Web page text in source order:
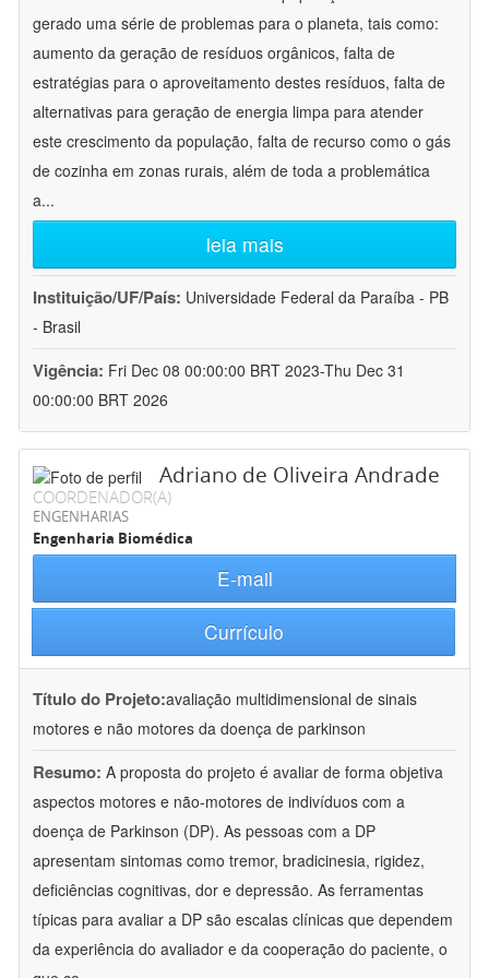
gerado uma série de problemas para o planeta, tais como:
aumento da geração de resíduos orgânicos, falta de
estratégias para o aproveitamento destes resíduos, falta de
alternativas para geração de energia limpa para atender
este crescimento da população, falta de recurso como o gás
de cozinha em zonas rurais, além de toda a problemática
a...
leia mais
Instituição/UF/País: Universidade Federal da Paraíba - PB
- Brasil
Vigência: Fri Dec 08 00:00:00 BRT 2023-Thu Dec 31
00:00:00 BRT 2026
Adriano de Oliveira Andrade
COORDENADOR(A)
ENGENHARIAS
Engenharia Biomédica
E-mail
Currículo
Título do Projeto:avaliação multidimensional de sinais
motores e não motores da doença de parkinson
Resumo: A proposta do projeto é avaliar de forma objetiva
aspectos motores e não-motores de indivíduos com a
doença de Parkinson (DP). As pessoas com a DP
apresentam sintomas como tremor, bradicinesia, rigidez,
deficiências cognitivas, dor e depressão. As ferramentas
típicas para avaliar a DP são escalas clínicas que dependem
da experiência do avaliador e da cooperação do paciente, o